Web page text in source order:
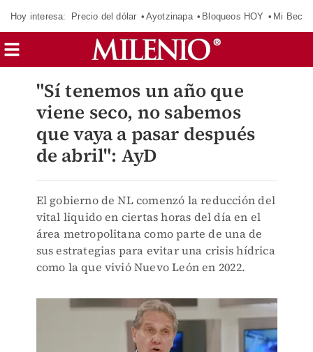
Hoy interesa: Precio del dólar Ayotzinapa Bloqueos HOY Mi Beca
"Sí tenemos un año que
viene seco, no sabemos
que vaya a pasar después
de abril": AyD
El gobierno de NL comenzó la reducción del
vital liquido en ciertas horas del día en el
área metropolitana como parte de una de
sus estrategias para evitar una crisis hídrica
como la que vivió Nuevo León en 2022.